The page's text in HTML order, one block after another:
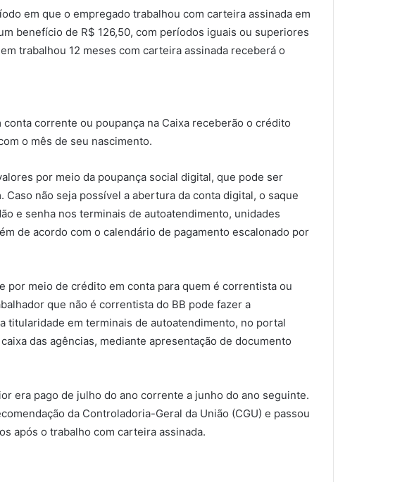
em que o empregado trabalhou com carteira assinada em
benefício de R$ 126,50, com períodos iguais ou superiores
trabalhou 12 meses com carteira assinada receberá o
corrente ou poupança na Caixa receberão o crédito
o mês de seu nascimento.
por meio da poupança social digital, que pode ser
Caso não seja possível a abertura da conta digital, o saque
e senha nos terminais de autoatendimento, unidades
de acordo com o calendário de pagamento escalonado por
por meio de crédito em conta para quem é correntista ou
que não é correntista do BB pode fazer a
titularidade em terminais de autoatendimento, no portal
das agências, mediante apresentação de documento
era pago de julho do ano corrente a junho do ano seguinte.
da Controladoria-Geral da União (CGU) e passou
após o trabalho com carteira assinada.